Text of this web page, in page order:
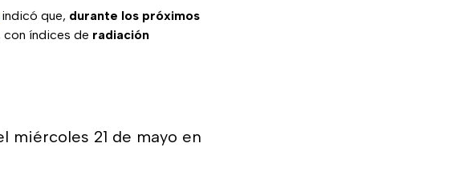
indicó que, durante los próximos
con índices de radiación
miércoles 21 de mayo en